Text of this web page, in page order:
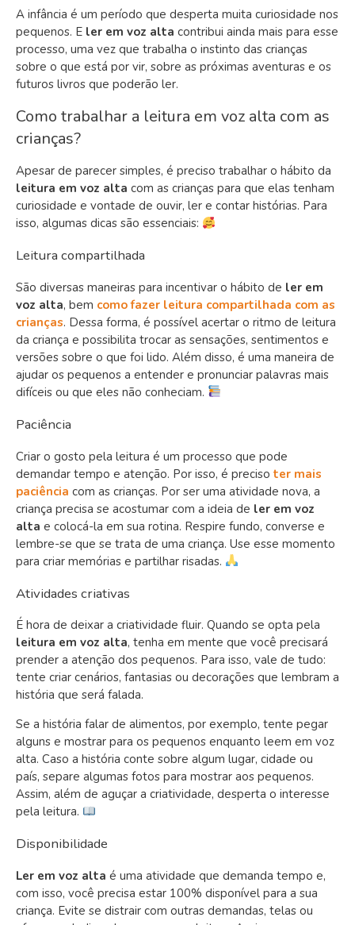
A infância é um período que desperta muita curiosidade nos
pequenos. E ler em voz alta contribui ainda mais para esse
processo, uma vez que trabalha o instinto das crianças
sobre o que está por vir, sobre as próximas aventuras e os
futuros livros que poderão ler.
Como trabalhar a leitura em voz alta com as
crianças?
Apesar de parecer simples, é preciso trabalhar o hábito da
leitura em voz alta com as crianças para que elas tenham
curiosidade e vontade de ouvir, ler e contar histórias. Para
isso, algumas dicas são essenciais:
Leitura compartilhada
São diversas maneiras para incentivar o hábito de ler em
voz alta, bem como fazer leitura compartilhada com as
crianças. Dessa forma, é possível acertar o ritmo de leitura
da criança e possibilita trocar as sensações, sentimentos e
versões sobre o que foi lido. Além disso, é uma maneira de
ajudar os pequenos a entender e pronunciar palavras mais
difíceis ou que eles não conheciam.
Paciência
Criar o gosto pela leitura é um processo que pode
demandar tempo e atenção. Por isso, é preciso ter mais
paciência com as crianças. Por ser uma atividade nova, a
criança precisa se acostumar com a ideia de ler em voz
alta e colocá-la em sua rotina. Respire fundo, converse e
lembre-se que se trata de uma criança. Use esse momento
para criar memórias e partilhar risadas.
Atividades criativas
É hora de deixar a criatividade fluir. Quando se opta pela
leitura em voz alta, tenha em mente que você precisará
prender a atenção dos pequenos. Para isso, vale de tudo:
tente criar cenários, fantasias ou decorações que lembram a
história que será falada.
Se a história falar de alimentos, por exemplo, tente pegar
alguns e mostrar para os pequenos enquanto leem em voz
alta. Caso a história conte sobre algum lugar, cidade ou
país, separe algumas fotos para mostrar aos pequenos.
Assim, além de aguçar a criatividade, desperta o interesse
pela leitura.
Disponibilidade
Ler em voz alta é uma atividade que demanda tempo e,
com isso, você precisa estar 100% disponível para a sua
criança. Evite se distrair com outras demandas, telas ou